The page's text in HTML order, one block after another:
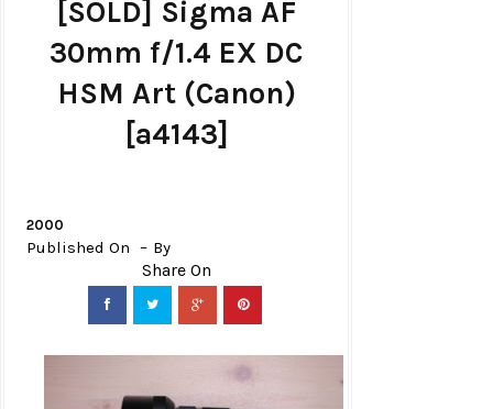
[SOLD] Sigma AF
30mm f/1.4 EX DC
HSM Art (Canon)
[a4143]
2000
Published On By